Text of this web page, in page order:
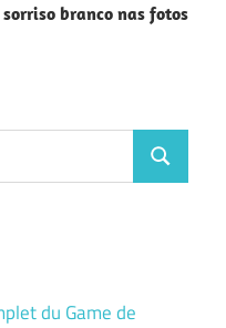
branco nas fotos
Search
du Game de